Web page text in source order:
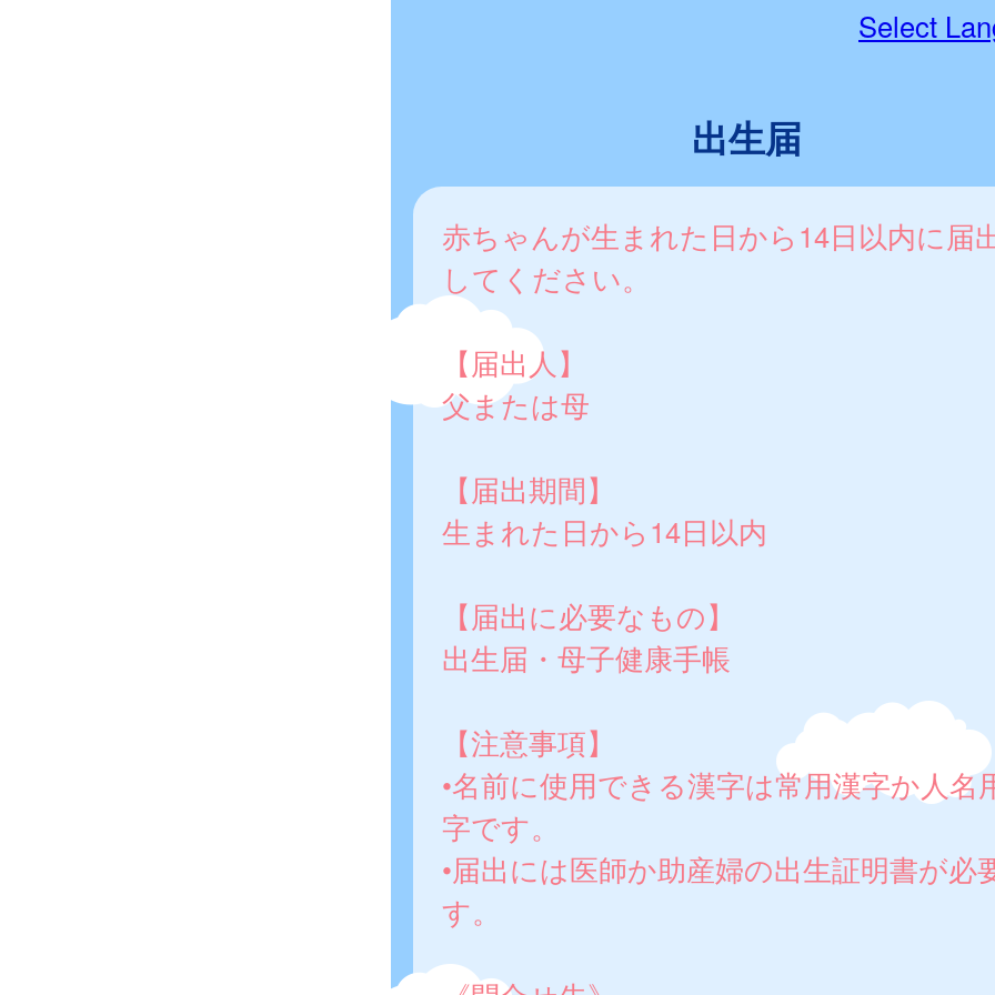
Select
出生届
赤ちゃんが生まれた日から14日以内に届
してください。
【届出人】
父または母
【届出期間】
生まれた日から14日以内
【届出に必要なもの】
出生届・母子健康手帳
【注意事項】
•名前に使用できる漢字は常用漢字か人名
字です。
•届出には医師か助産婦の出生証明書が必
す。